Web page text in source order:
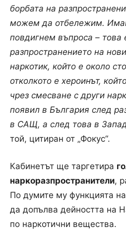
борбата на
можем да отбележим.
повдигнем въпроса – това
разпространението на
наркотик, който е около
отколкото е хероинът,
чрез смесване с други
появил в България след
в САЩ, а след това в
той, цитиран от „Фокус“.
Кабинетът ще таргетира
наркоразпространители,
По думите му функцията
да допълва дейността на
по наркотични вещества.